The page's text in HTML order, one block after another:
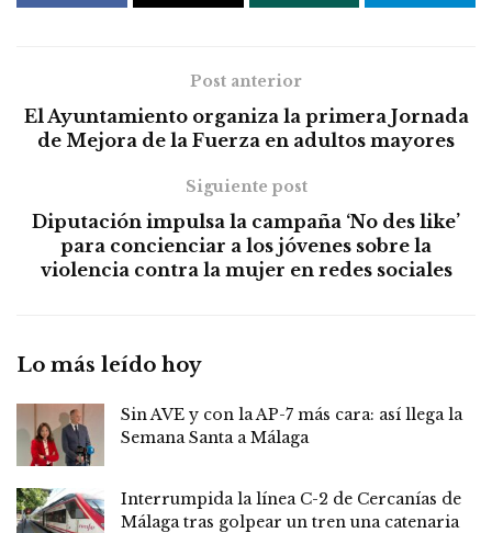
Post anterior
El Ayuntamiento organiza la primera Jornada
de Mejora de la Fuerza en adultos mayores
Siguiente post
Diputación impulsa la campaña ‘No des like’
para concienciar a los jóvenes sobre la
violencia contra la mujer en redes sociales
Lo más leído hoy
Sin AVE y con la AP-7 más cara: así llega la
Semana Santa a Málaga
Interrumpida la línea C-2 de Cercanías de
Málaga tras golpear un tren una catenaria